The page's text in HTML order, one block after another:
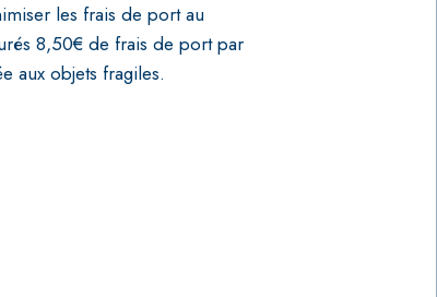
les frais de port au
8,50€ de frais de port par
aux objets fragiles.